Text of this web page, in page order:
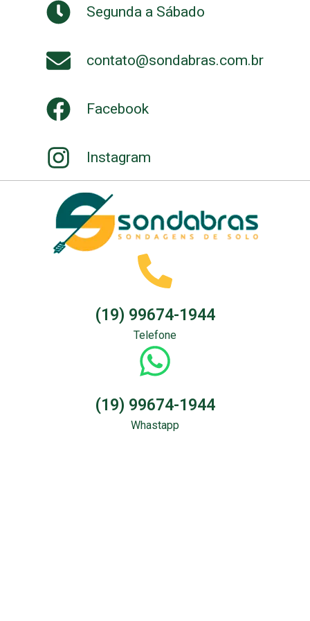
Segunda a Sábado
contato@sondabras.com.br
Facebook
Instagram
(19) 99674-1944
Telefone
(19) 99674-1944
Whastapp